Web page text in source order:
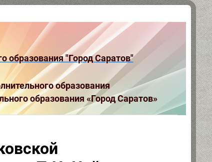
образования "Город Саратов"
образования
образования «Город Саратов»